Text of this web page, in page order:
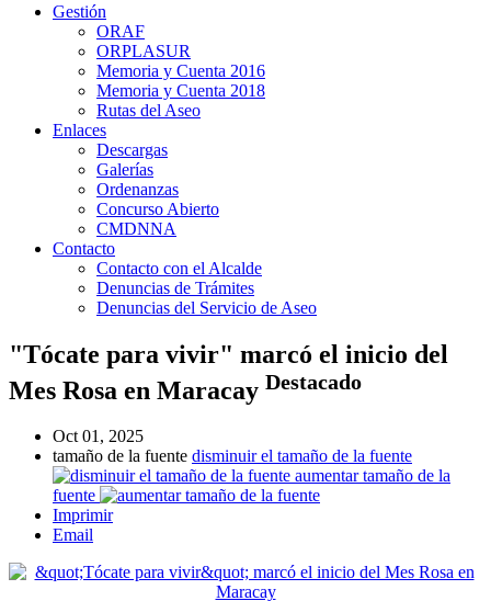
Gestión
ORAF
ORPLASUR
Memoria y Cuenta 2016
Memoria y Cuenta 2018
Rutas del Aseo
Enlaces
Descargas
Galerías
Ordenanzas
Concurso Abierto
CMDNNA
Contacto
Contacto con el Alcalde
Denuncias de Trámites
Denuncias del Servicio de Aseo
"Tócate para vivir" marcó el inicio del
Mes Rosa en Maracay Destacado
Oct 01, 2025
tamaño de la fuente disminuir el tamaño de la fuente
aumentar tamaño de la
fuente
Imprimir
Email